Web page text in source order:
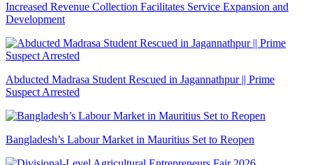
Increased Revenue Collection Facilitates Service Expansion and
Development
Abducted Madrasa Student Rescued in Jagannathpur || Prime
Suspect Arrested
Bangladesh’s Labour Market in Mauritius Set to Reopen